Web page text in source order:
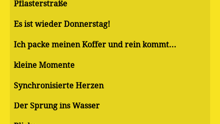
Pflasterstraße
Es ist wieder Donnerstag!
Ich packe meinen Koffer und rein kommt...
kleine Momente
Synchronisierte Herzen
Der Sprung ins Wasser